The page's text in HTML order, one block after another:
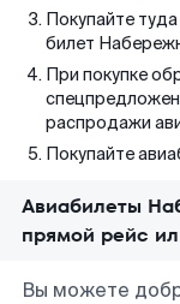
Покупайте
билет
При покупке
распродажи
Покупайте
Авиабилеты
прямой рейс
Вы можете